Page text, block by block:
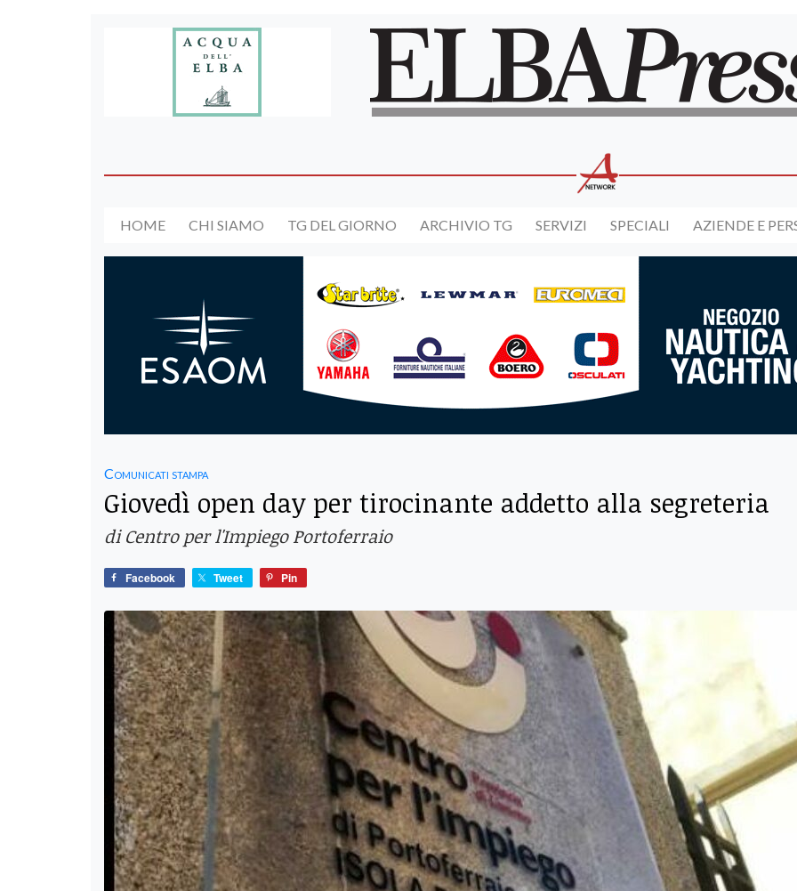
HOME CHI SIAMO TG DEL GIORNO ARCHIVIO TG SERVIZI SPECIALI AZIENDE E
Comunicati stampa
Giovedì open day per tirocinante addetto alla segreteria
di Centro per l'Impiego Portoferraio
Facebook Tweet Pin